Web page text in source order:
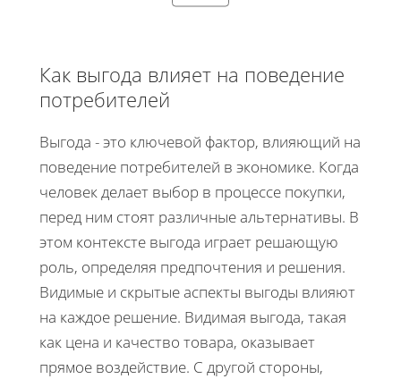
Как выгода влияет на поведение
потребителей
Выгода - это ключевой фактор, влияющий на
поведение потребителей в экономике. Когда
человек делает выбор в процессе покупки,
перед ним стоят различные альтернативы. В
этом контексте выгода играет решающую
роль, определяя предпочтения и решения.
Видимые и скрытые аспекты выгоды влияют
на каждое решение. Видимая выгода, такая
как цена и качество товара, оказывает
прямое воздействие. С другой стороны,